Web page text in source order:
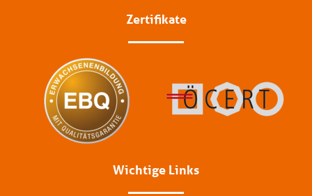
Zertifikate
Wichtige Links